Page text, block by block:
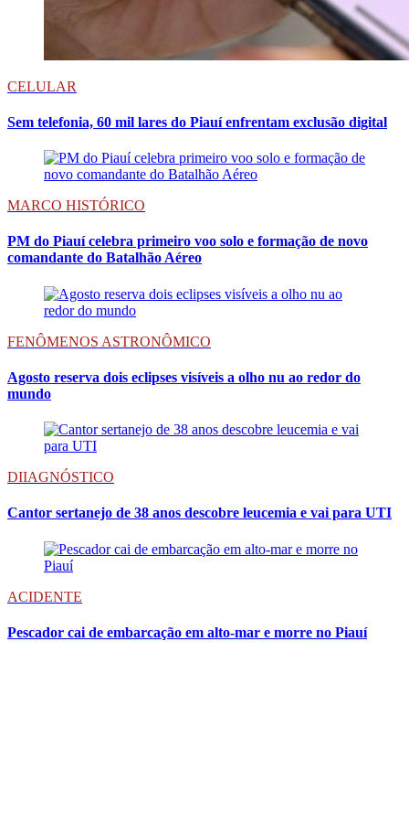
CELULAR
Sem telefonia, 60 mil lares do Piauí enfrentam exclusão digital
MARCO HISTÓRICO
PM do Piauí celebra primeiro voo solo e formação de novo
comandante do Batalhão Aéreo
FENÔMENOS ASTRONÔMICO
Agosto reserva dois eclipses visíveis a olho nu ao redor do
mundo
DIIAGNÓSTICO
Cantor sertanejo de 38 anos descobre leucemia e vai para UTI
ACIDENTE
Pescador cai de embarcação em alto-mar e morre no Piauí